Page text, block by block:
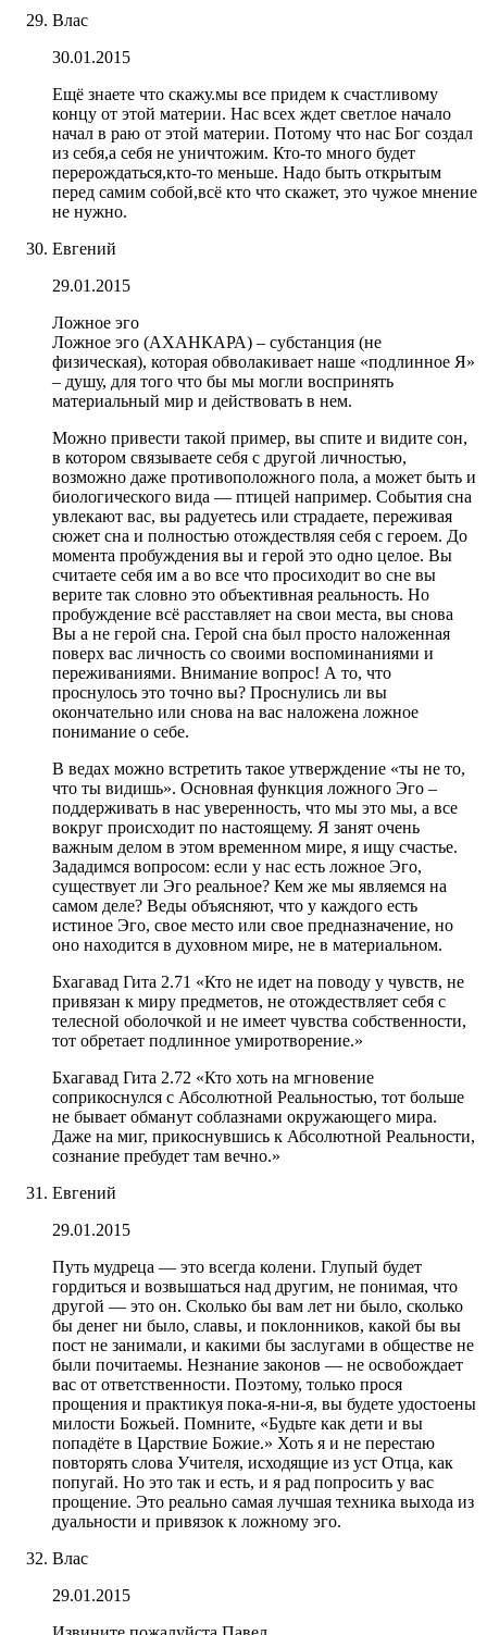
Влас
30.01.2015
Ещё знаете что скажу.мы все придем к счастливому
концу от этой материи. Нас всех ждет светлое начало
начал в раю от этой материи. Потому что нас Бог создал
из себя,а себя не уничтожим. Кто-то много будет
перерождаться,кто-то меньше. Надо быть открытым
перед самим собой,всё кто что скажет, это чужое мнение
не нужно.
Евгений
29.01.2015
Ложное эго
Ложное эго (АХАНКАРА) – субстанция (не
физическая), которая обволакивает наше «подлинное Я»
– душу, для того что бы мы могли воспринять
материальный мир и действовать в нем.
Можно привести такой пример, вы спите и видите сон,
в котором связываете себя с другой личностью,
возможно даже противоположного пола, а может быть и
биологического вида — птицей например. События сна
увлекают вас, вы радуетесь или страдаете, переживая
сюжет сна и полностью отождествляя себя с героем. До
момента пробуждения вы и герой это одно целое. Вы
считаете себя им а во все что просиходит во сне вы
верите так словно это объективная реальность. Но
пробуждение всё расставляет на свои места, вы снова
Вы а не герой сна. Герой сна был просто наложенная
поверх вас личность со своими воспоминаниями и
переживаниями. Внимание вопрос! А то, что
проснулось это точно вы? Проснулись ли вы
окончательно или снова на вас наложена ложное
понимание о себе.
В ведах можно встретить такое утверждение «ты не то,
что ты видишь». Основная функция ложного Эго –
поддерживать в нас уверенность, что мы это мы, а все
вокруг происходит по настоящему. Я занят очень
важным делом в этом временном мире, я ищу счастье.
Зададимся вопросом: если у нас есть ложное Эго,
существует ли Эго реальное? Кем же мы являемся на
самом деле? Веды объясняют, что у каждого есть
истиное Эго, свое место или свое предназначение, но
оно находится в духовном мире, не в материальном.
Бхагавад Гита 2.71 «Кто не идет на поводу у чувств, не
привязан к миру предметов, не отождествляет себя с
телесной оболочкой и не имеет чувства собственности,
тот обретает подлинное умиротворение.»
Бхагавад Гита 2.72 «Кто хоть на мгновение
соприкоснулся с Абсолютной Реальностью, тот больше
не бывает обманут соблазнами окружающего мира.
Даже на миг, прикоснувшись к Абсолютной Реальности,
сознание пребудет там вечно.»
Евгений
29.01.2015
Путь мудреца — это всегда колени. Глупый будет
гордиться и возвышаться над другим, не понимая, что
другой — это он. Сколько бы вам лет ни было, сколько
бы денег ни было, славы, и поклонников, какой бы вы
пост не занимали, и какими бы заслугами в обществе не
были почитаемы. Незнание законов — не освобождает
вас от ответственности. Поэтому, только прося
прощения и практикуя пока-я-ни-я, вы будете удостоены
милости Божьей. Помните, «Будьте как дети и вы
попадёте в Царствие Божие.» Хоть я и не перестаю
повторять слова Учителя, исходящие из уст Отца, как
попугай. Но это так и есть, и я рад попросить у вас
прощение. Это реально самая лучшая техника выхода из
дуальности и привязок к ложному эго.
Влас
29.01.2015